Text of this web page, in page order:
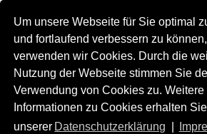
Um unsere Webseite für Sie optimal
und fortlaufend verbessern zu können,
verwenden wir Cookies. Durch die
Nutzung der Webseite stimmen Sie
Verwendung von Cookies zu. Weitere
Informationen zu Cookies erhalten
unserer Datenschutzerklärung